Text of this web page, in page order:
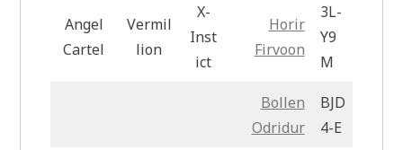
Angel
Cartel
Vermil
lion
X-
Inst
ict
Horir
Firvoon
3L-
Y9
M
Bollen
Odridur
BJD
4-E